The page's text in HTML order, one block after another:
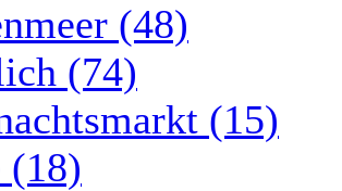
(48)
(74)
(15)
(18)